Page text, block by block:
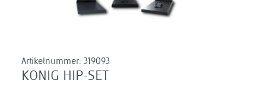
Artikelnummer: 319093
KÖNIG HIP-SET